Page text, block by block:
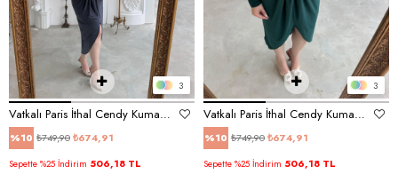
3
Vatkalı Paris İthal Cendy Kumaş Elbise Gri
%10 ₺674,91
₺749,90
Sepette %25 İndirim 506,18 TL
3
Vatkalı Paris İthal Cendy Kumaş Elbise Zümrüt
%10 ₺674,91
₺749,90
Sepette %25 İndirim 506,18 TL